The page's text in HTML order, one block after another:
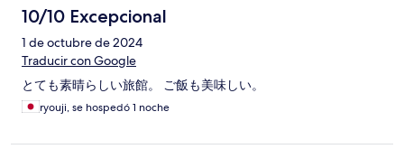
10/10 Excepcional
1 de octubre de 2024
Traducir con Google
とても素晴らしい旅館。 ご飯も美味しい。
ryouji, se hospedó 1 noche